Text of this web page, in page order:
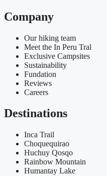
Company
Our hiking team
Meet the In Peru Tral
Exclusive Campsites
Sustainability
Fundation
Reviews
Careers
Destinations
Inca Trail
Choquequirao
Huchuy Qosqo
Rainbow Mountain
Humantay Lake